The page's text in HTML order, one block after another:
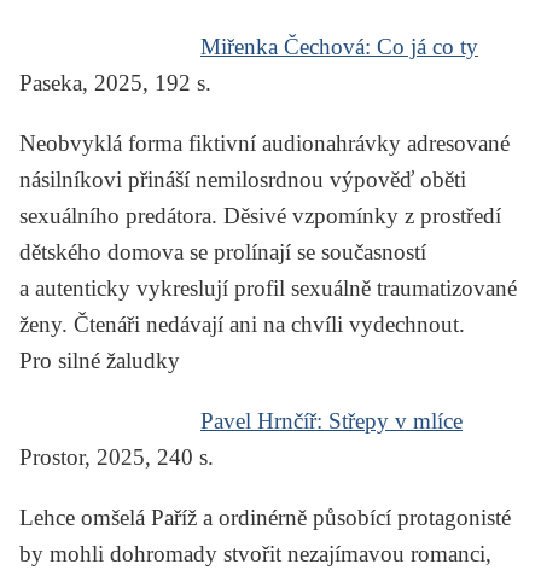
Miřenka Čechová: Co já co ty
Paseka, 2025, 192 s.
Neobvyklá forma fiktivní audionahrávky adresované
násilníkovi přináší nemilosrdnou výpověď oběti
sexuálního predátora. Děsivé vzpomínky z prostředí
dětského domova se prolínají se současností
a autenticky vykreslují profil sexuálně traumatizované
ženy. Čtenáři nedávají ani na chvíli vydechnout.
Pro silné žaludky
Pavel Hrnčíř: Střepy v mlíce
Prostor, 2025, 240 s.
Lehce omšelá Paříž a ordinérně působící protagonisté
by mohli dohromady stvořit nezajímavou romanci,